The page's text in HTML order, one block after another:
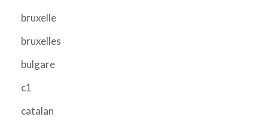
bruxelle
bruxelles
bulgare
c1
catalan